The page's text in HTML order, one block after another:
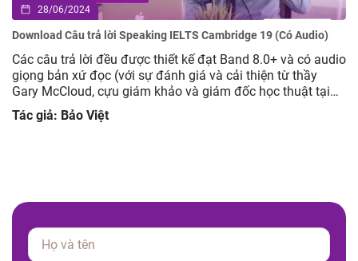
28/06/2024
Download Câu trả lời Speaking IELTS Cambridge 19 (Có Audio)
Các câu trả lời đều được thiết kế đạt Band 8.0+ và có audio
giọng bản xứ đọc (với sự đánh giá và cải thiện từ thầy
Gary McCloud, cựu giám khảo và giám đốc học thuật tại
Mc IELTS) Cách học hiệu quả: Đọc câu hỏi và tự suy nghĩ
câu trả lời của […]
Tác giả: Bảo Việt